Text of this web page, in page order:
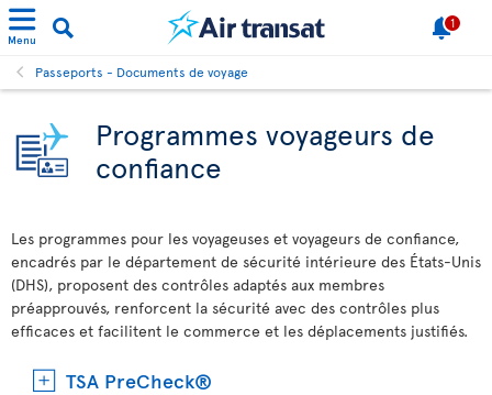
Menu
1
Passeports - Documents de voyage
Programmes voyageurs de
confiance
Les programmes pour les voyageuses et voyageurs de confiance,
encadrés par le département de sécurité intérieure des États-Unis
(DHS), proposent des contrôles adaptés aux membres
préapprouvés, renforcent la sécurité avec des contrôles plus
efficaces et facilitent le commerce et les déplacements justifiés.
TSA PreCheck®